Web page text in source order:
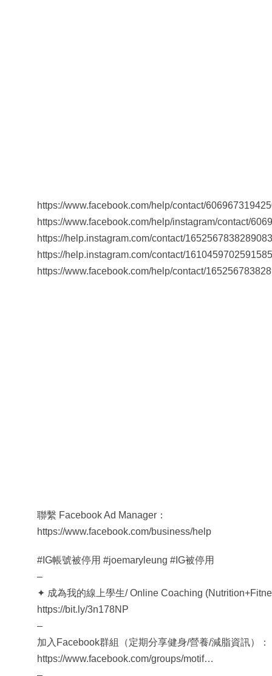
https://www.facebook.com/help/contact/
https://www.facebook.com/help/instagram/contact/
https://help.instagram.com/contact/1652567838289083
https://help.instagram.com/contact/1610459702591585
https://www.facebook.com/help/contact/
聯繫 Facebook Ad Manager：
https://www.facebook.com/business/help
#IG帳號被停用 #joemaryleung #IG被停用
–
✦ 成為我的線上學生/ Online Coaching
https://bit.ly/3n178NP
–
加入Facebook群組（定期分享健身/營養/減脂資訊）：
https://www.facebook.com/groups/motif…